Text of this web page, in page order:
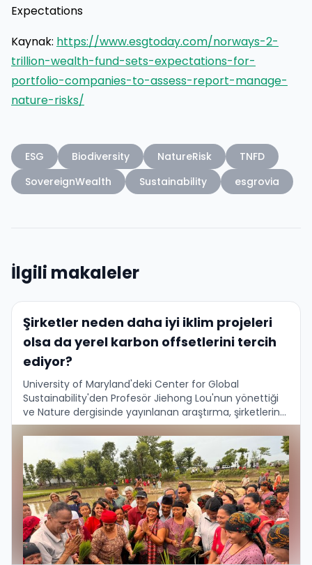
Expectations
Kaynak: https://www.esgtoday.com/norways-2-
trillion-wealth-fund-sets-expectations-for-
portfolio-companies-to-assess-report-manage-
nature-risks/
ESG Biodiversity NatureRisk
TNFD
SovereignWealth
Sustainability esgrovia
İlgili makaleler
Şirketler neden daha iyi iklim projeleri
olsa da yerel karbon offsetlerini tercih
ediyor?
University of Maryland'deki Center for Global
Sustainability'den Profesör Jiehong Lou'nun yönettiği
ve Nature dergisinde yayınlanan araştırma, şirketlerin
karbon dengelemesi kararlarında ilginç bir paradoks
ortaya koyuyor....